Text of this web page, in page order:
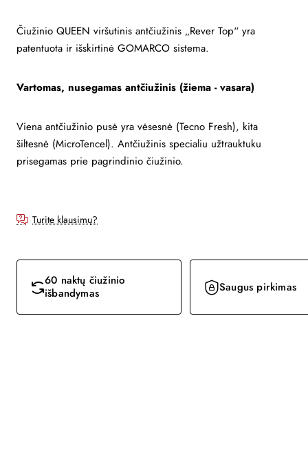
Čiužinio QUEEN viršutinis antčiužinis „Rever Top“ yra
patentuota ir išskirtinė GOMARCO sistema.
Vartomas, nusegamas antčiužinis (žiema - vasara)
Viena antčiužinio pusė yra vėsesnė (Tecno Fresh), kita
šiltesnė (MicroTencel). Antčiužinis specialiu užtrauktuku
prisegamas prie pagrindinio čiužinio.
Turite klausimų?
60 naktų čiužinio
išbandymas
Saugus pirkimas